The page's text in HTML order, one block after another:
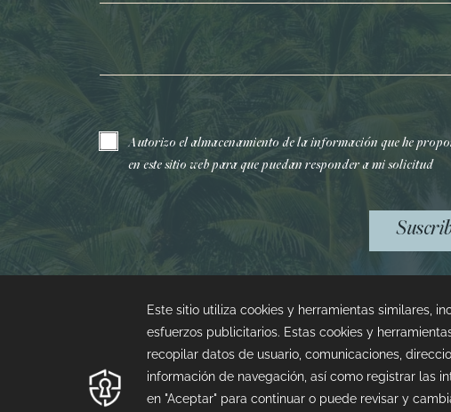
Autorizo el almacenamiento de la información que he
en este sitio web para que puedan responder a mi solicitud
¿Dudas con tu reserva?